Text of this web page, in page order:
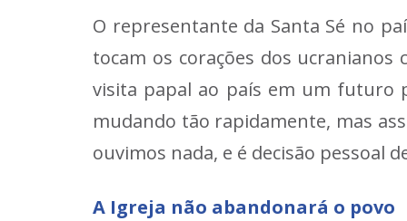
O representante da Santa Sé no
tocam os corações dos
visita papal ao país em um futuro
mudando tão rapidamente, mas
ouvimos nada, e é decisão pessoal
A Igreja não abandonará o povo